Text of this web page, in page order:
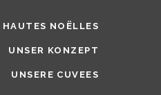
HAUTES NOËLLES
UNSER KONZEPT
UNSERE CUVEES